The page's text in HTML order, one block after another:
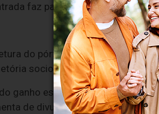
faz parte de um plano de
do pórtico foi desenhada
socioeconômica que
ganho estético na entrada do
de divulgação do potencial